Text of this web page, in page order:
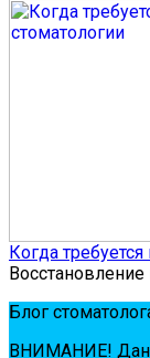
Когда требуется
Блог
ВНИМАНИЕ!